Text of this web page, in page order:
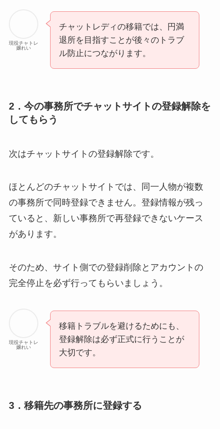
現役チャトレ
嬢れい
チャットレディの移籍では、円満
退所を目指すことが後々のトラブ
ル防止につながります。
2．今の事務所でチャットサイトの登録解除を
してもらう
次はチャットサイトの登録解除です。
ほとんどのチャットサイトでは、同一人物が複数
の事務所で同時登録できません。登録情報が残っ
ていると、新しい事務所で再登録できないケース
があります。
そのため、サイト側での登録削除とアカウントの
完全停止を必ず行ってもらいましょう。
現役チャトレ
嬢れい
移籍トラブルを避けるためにも、
登録解除は必ず正式に行うことが
大切です。
3．移籍先の事務所に登録する